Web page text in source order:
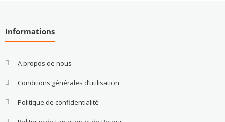
Informations
A propos de nous
Conditions générales d’utilisation
Politique de confidentialité